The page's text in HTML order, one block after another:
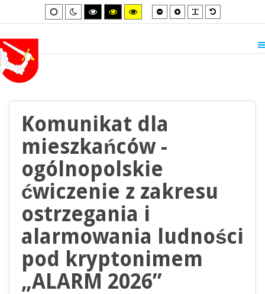
Default
mode
Night
mode
High
contrast
High
contrast
High
contrast
Smaller
font
Larger
font
Default
font
Komunikat dla
mieszkańców -
ogólnopolskie
ćwiczenie z zakresu
ostrzegania i
alarmowania ludności
pod kryptonimem
„ALARM 2026”